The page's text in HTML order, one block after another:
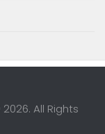
All Rights